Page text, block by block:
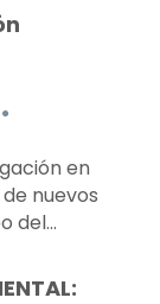
en
nuevos
del...